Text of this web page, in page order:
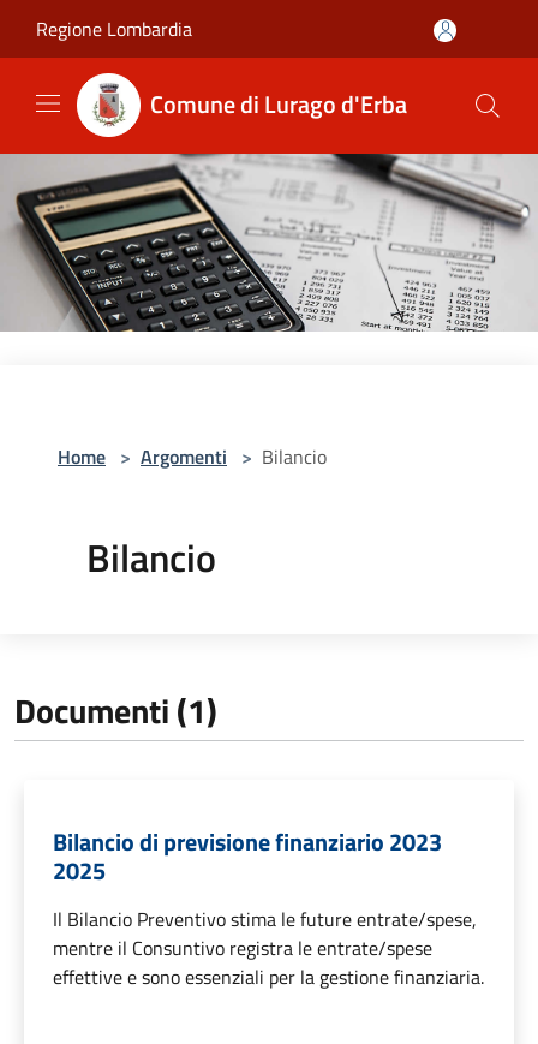
Regione Lombardia
Comune di Lurago d'Erba
Home > Argomenti > Bilancio
Bilancio
Documenti (1)
Bilancio di previsione finanziario 2023
2025
Il Bilancio Preventivo stima le future entrate/spese,
mentre il Consuntivo registra le entrate/spese
effettive e sono essenziali per la gestione finanziaria.